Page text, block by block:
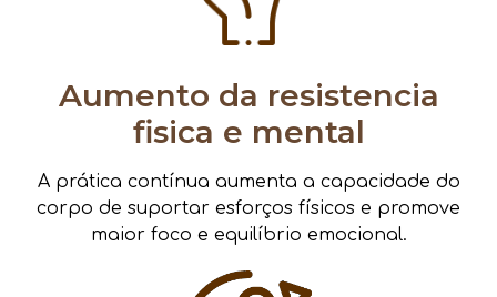
Aumento da resistencia
fisica e mental
A prática contínua aumenta a capacidade do
corpo de suportar esforços físicos e promove
maior foco e equilíbrio emocional.